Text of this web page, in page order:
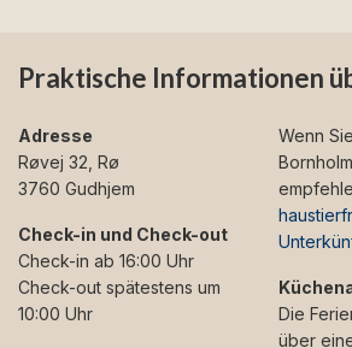
Praktische Informationen
Adresse
Røvej 32, Rø
3760 Gudhjem
Check-in und Check-out
Check-in ab 16:00 Uhr
Check-out spätestens um
10:00 Uhr
Wenn
Die
über